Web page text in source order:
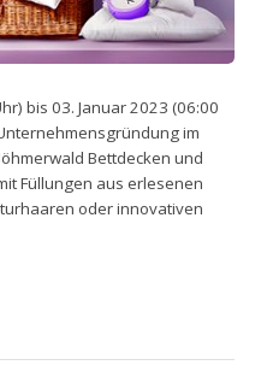
bis 03. Januar 2023 (06:00
im
Bettdecken und
Füllungen aus erlesenen
oder innovativen